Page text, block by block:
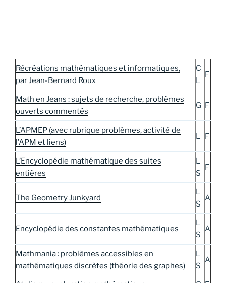
Récréations mathématiques et informatiques,
par Jean-Bernard Roux
C
L
F
Math en Jeans : sujets de recherche, problèmes
ouverts commentés
G F
L’APMEP (avec rubrique problèmes, activité de
l’APM et liens)
L F
L’Encyclopédie mathématique des suites
entières
L
S
F
The Geometry Junkyard
L
S
A
Encyclopédie des constantes mathématiques
L
S
A
Mathmania : problèmes accessibles en
mathématiques discrètes (théorie des graphes)
L
S
A